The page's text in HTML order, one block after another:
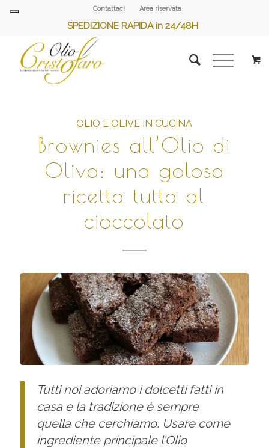
Contattaci Area riservata
SPEDIZIONE RAPIDA in 24/48H
OLIO E OLIVE IN CUCINA
Brownies all’Olio di
Oliva: una golosa
ricetta tutta al
cioccolato
Tutti noi adoriamo i dolcetti fatti in
casa e la tradizione è sempre
quella che cerchiamo. Usare come
ingrediente principale l’Olio